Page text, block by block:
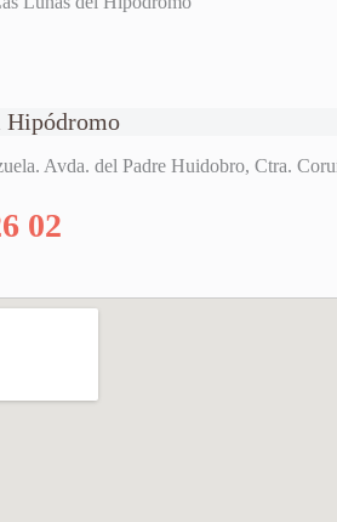
Hipódromo
Avda. del Padre Huidobro, Ctra.
02